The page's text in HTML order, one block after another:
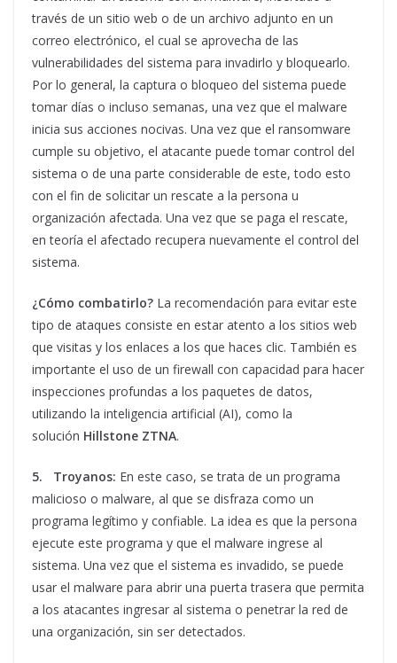
través de un sitio web o de un archivo adjunto en un
correo electrónico, el cual se aprovecha de las
vulnerabilidades del sistema para invadirlo y bloquearlo.
Por lo general, la captura o bloqueo del sistema puede
tomar días o incluso semanas, una vez que el malware
inicia sus acciones nocivas. Una vez que el ransomware
cumple su objetivo, el atacante puede tomar control del
sistema o de una parte considerable de este, todo esto
con el fin de solicitar un rescate a la persona u
organización afectada. Una vez que se paga el rescate,
en teoría el afectado recupera nuevamente el control del
sistema.
¿Cómo combatirlo? La recomendación para evitar este
tipo de ataques consiste en estar atento a los sitios web
que visitas y los enlaces a los que haces clic. También es
importante el uso de un firewall con capacidad para hacer
inspecciones profundas a los paquetes de datos,
utilizando la inteligencia artificial (AI), como la
solución Hillstone ZTNA.
5. Troyanos: En este caso, se trata de un programa
malicioso o malware, al que se disfraza como un
programa legítimo y confiable. La idea es que la persona
ejecute este programa y que el malware ingrese al
sistema. Una vez que el sistema es invadido, se puede
usar el malware para abrir una puerta trasera que permita
a los atacantes ingresar al sistema o penetrar la red de
una organización, sin ser detectados.